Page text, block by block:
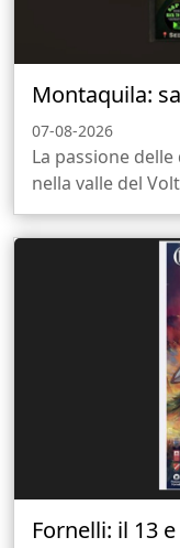
Montaquila:
07-08-2026
La passione
nella valle del
Fornelli: il 13